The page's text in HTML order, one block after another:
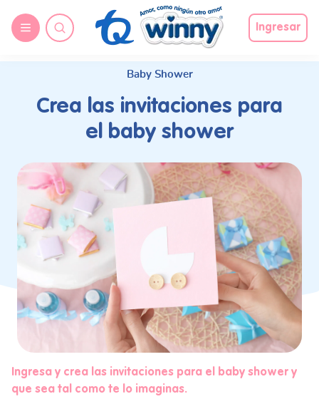
Ingresar
Baby Shower
Crea las invitaciones para
el baby shower
Ingresa y crea las invitaciones para el baby shower y
que sea tal como te lo imaginas.